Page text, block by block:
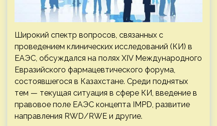
Широкий спектр вопросов, связанных с
проведением клинических исследований (КИ) в
ЕАЭС, обсуждался на полях XIV Международного
Евразийского фармацевтического форума,
состоявшегося в Казахстане. Среди поднятых
тем — текущая ситуация в сфере КИ, введение в
правовое поле ЕАЭС концепта IMPD, развитие
направления RWD/RWE и другие.